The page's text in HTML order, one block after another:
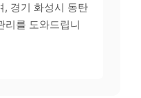
, 경기 화성시 동탄
리를 도와드립니